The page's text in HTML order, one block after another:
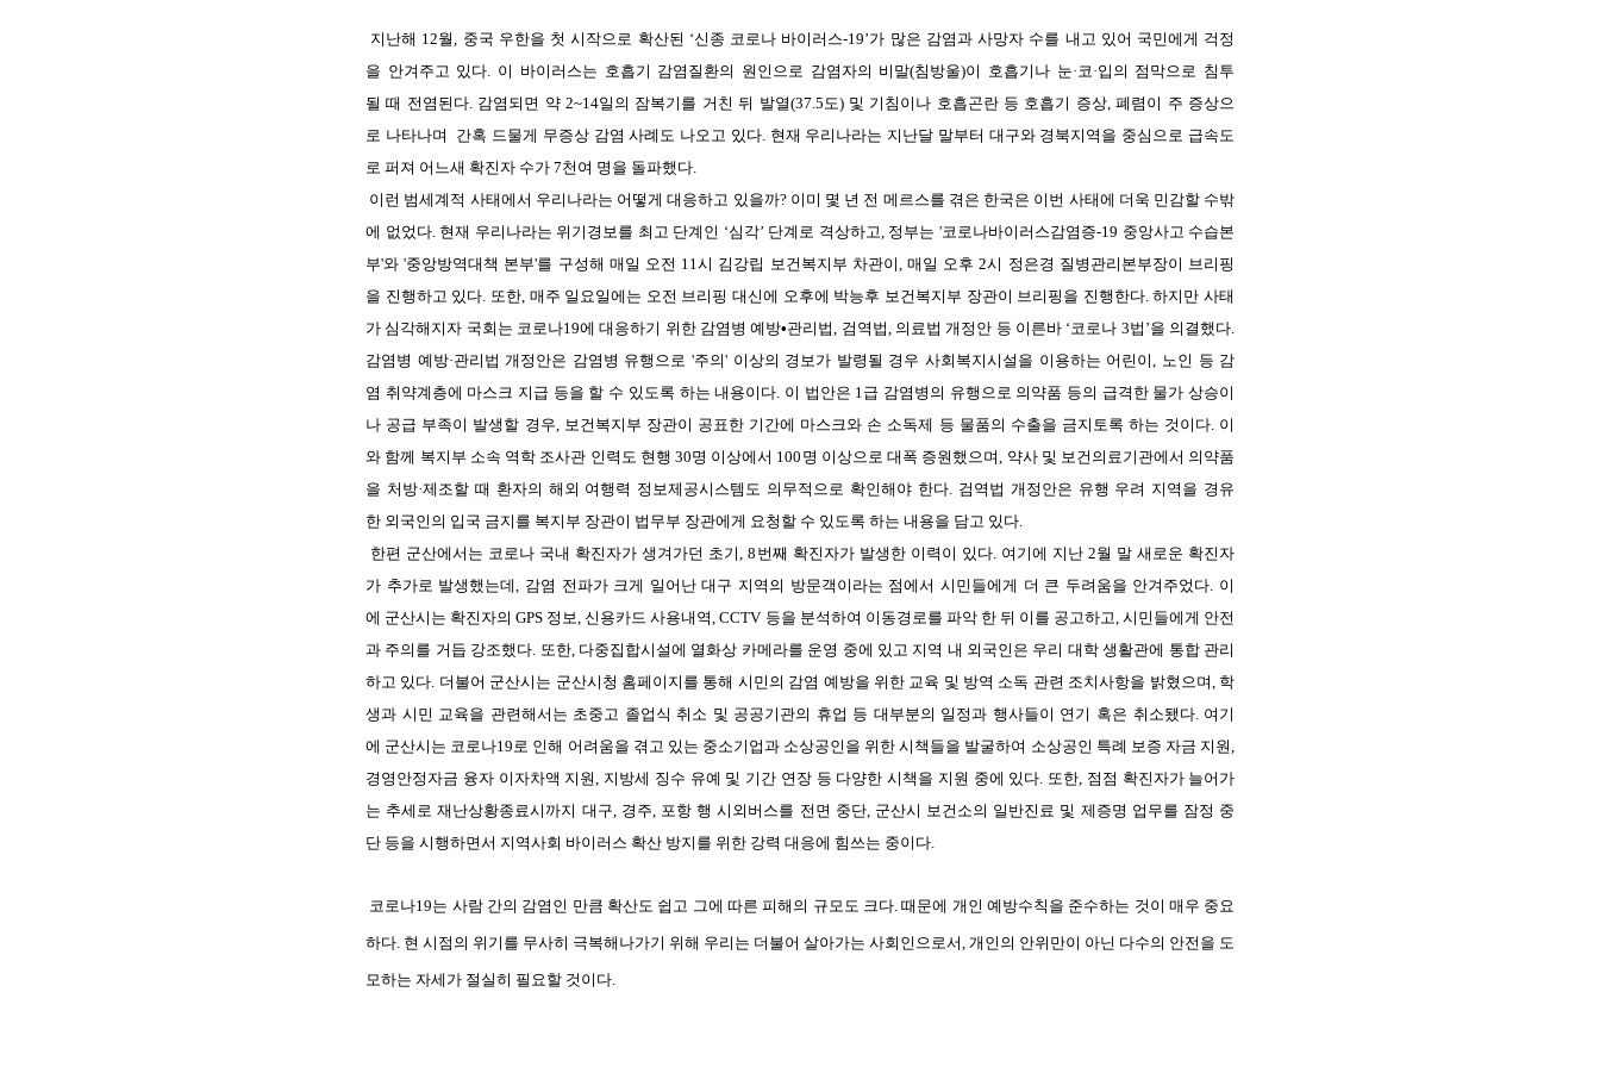
지난해 12월 중국 우한을 첫 시작으로 확산된 ‘신종 코로나 바이러스-19’가 많은 감염과 사망자 수를 내고 있어 국민에게 걱정
을 안겨주고 있다 이 바이러스는 호흡기 감염질환의 원인으로 감염자의 비말(침방울)이 호흡기나 눈· 코 ·입의 점막으로 침투
될 때 전염된다. 감염되면 약2~14일의 잠복기를 거친 뒤 발열(37.5 도) 및 기침이나 호흡곤란 등 호흡기 증상,폐렴이 주 증상으
로 나타나며 간혹 드물게 무증상 감염 사례도 나오고 있다. 현재 우리나라는 지난달 말부터 대구와 경북지역을 중심으로 급속도
로 퍼져 어느새 확진자 수가 7천여 명을 돌파했다
이런 범세계적 사태에서 우리나라는 어떻게 대응하고 있을까? 이미 몇 년 전 메르스를 겪은 한국은 이번 사태에 더욱 민감할 수밖
에 없었다. 현재 우리나라는 위기경보를 최고 단계인 ‘심각’ 단계로 격상하고 정부는 '코로나바이러스감염증-19 중앙사고 수습본
부'와 '중앙방역대책 본부'를 구성해 매일 오전 11시 김강립 보건복지부 차관이 ,매일 오후 2시 정은경 질병관리본부장이 브리핑
을 진행하고 있다 또한, 매주 일요일에는 오전 브리핑 대신에 오후에 박능후 보건복지부 장관이 브리핑을 진행한다.하지만 사태
가 심각해지자 국회는 코로나19에 대응하기 위한 감염병 예방•관리법 검역법 의료법 개정안 등 이른바 ‘ 코로나 3법 ’을 의결했다
감염병 예방·관리법 개정안은 감염병 유행으로 '주의' 이상의 경보가 발령될 경우 사회복지시설을 이용하는 어린이 노인 등 감
염 취약계층에 마스크 지급 등을 할 수 있도록 하는 내용이다 이 법안은 1 급 감염병의 유행으로 의약품 등의 급격한 물가 상승이
나 공급 부족이 발생할 경우 보건복지부 장관이 공표한 기간에 마스크와 손 소독제 등 물품의 수출을 금지토록 하는 것이다 이
와 함께 복지부 소속 역학 조사관 인력도 현행 30명 이상에서 100 명 이상으로 대폭 증원했으며 약사 및 보건의료기관에서 의약품
을 처방·제조할 때 환자의 해외 여행력 정보제공시스템도 의무적으로 확인해야 한다. 검역법 개정안은 유행 우려 지역을 경유
한 외국인의 입국 금지를 복지부 장관이 법무부 장관에게 요청할 수 있도록 하는 내용을 담고 있다
한편 군산에서는 코로나 국내 확진자가 생겨가던 초기 , 8 번째 확진자가 발생한 이력이 있다. 여기에 지난2월 말 새로운 확진자
가 추가로 발생했는데 감염 전파가 크게 일어난 대구 지역의 방문객이라는 점에서 시민들에게 더 큰 두려움을 안겨주었다 이
에 군산시는 확진자의 GPS 정보 ,신용카드 사용내역 , CCTV 등을 분석하여 이동경로를 파악 한 뒤 이를 공고하고 시민들에게 안전
과 주의를 거듭 강조했다 또한, 다중집합시설에 열화상 카메라를 운영 중에 있고 지역 내 외국인은 우리 대학 생활관에 통합 관리
하고 있다 더불어 군산시는 군산시청 홈페이지를 통해 시민의 감염 예방을 위한 교육 및 방역 소독 관련 조치사항을 밝혔으며 학
생과 시민 교육을 관련해서는 초중고 졸업식 취소 및 공공기관의 휴업 등 대부분의 일정과 행사들이 연기 혹은 취소됐다. 여기
에 군산시는 코로나19 로 인해 어려움을 겪고 있는 중소기업과 소상공인을 위한 시책들을 발굴하여 소상공인 특례 보증 자금 지원
경영안정자금 융자 이자차액 지원 지방세 징수 유예 및 기간 연장 등 다양한 시책을 지원 중에 있다 또한 점점 확진자가 늘어가
는 추세로 재난상황종료시까지 대구 경주 포항 행 시외버스를 전면 중단, 군산시 보건소의 일반진료 및 제증명 업무를 잠정 중
단 등을 시행하면서 지역사회 바이러스 확산 방지를 위한 강력 대응에 힘쓰는 중이다
코로나19는 사람 간의 감염인 만큼 확산도 쉽고 그에 따른 피해의 규모도 크다.때문에 개인 예방수칙을 준수하는 것이 매우 중요
하다 현 시점의 위기를 무사히 극복해나가기 위해 우리는 더불어 살아가는 사회인으로서 개인의 안위만이 아닌 다수의 안전을 도
모하는 자세가 절실히 필요할 것이다